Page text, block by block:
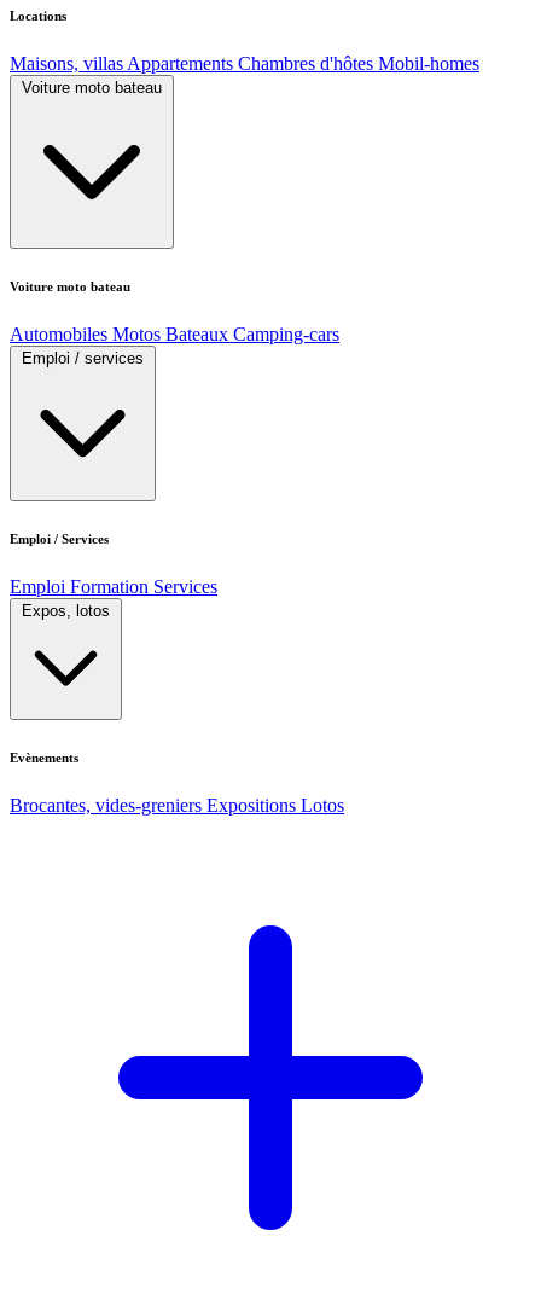
Locations
Maisons, villas Appartements Chambres d'hôtes Mobil-homes
Voiture moto bateau
Voiture moto bateau
Automobiles Motos Bateaux Camping-cars
Emploi / services
Emploi / Services
Emploi Formation Services
Expos, lotos
Evènements
Brocantes, vides-greniers Expositions Lotos